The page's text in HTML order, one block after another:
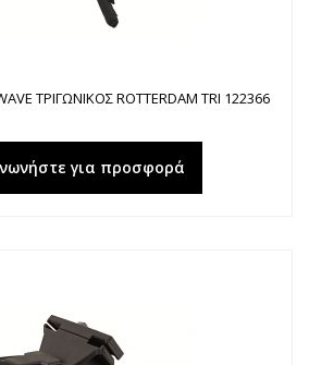
ΤΡΙΓΩΝΙΚΟΣ ROTTERDAM TRI 122366
για προσφορά